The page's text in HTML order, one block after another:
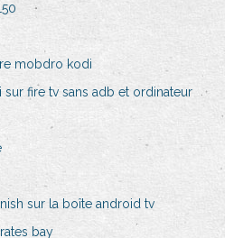
mobdro kodi
fire tv sans adb et ordinateur
sur la boîte android tv
bay